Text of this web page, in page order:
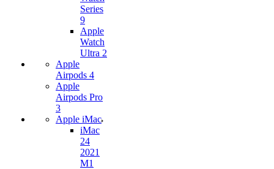
Series
9
Apple
Watch
Ultra 2
Apple
Airpods 4
Apple
Airpods Pro
3
Apple iMac
iMac
24
2021
M1